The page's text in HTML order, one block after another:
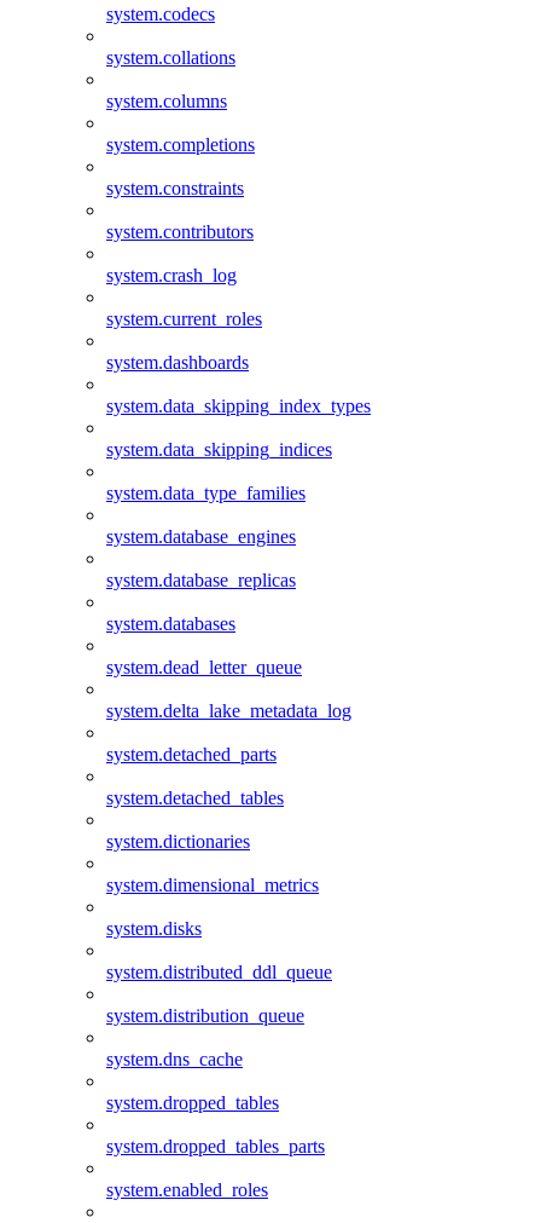
system.codecs
system.collations
system.columns
system.completions
system.constraints
system.contributors
system.crash_log
system.current_roles
system.dashboards
system.data_skipping_index_types
system.data_skipping_indices
system.data_type_families
system.database_engines
system.database_replicas
system.databases
system.dead_letter_queue
system.delta_lake_metadata_log
system.detached_parts
system.detached_tables
system.dictionaries
system.dimensional_metrics
system.disks
system.distributed_ddl_queue
system.distribution_queue
system.dns_cache
system.dropped_tables
system.dropped_tables_parts
system.enabled_roles